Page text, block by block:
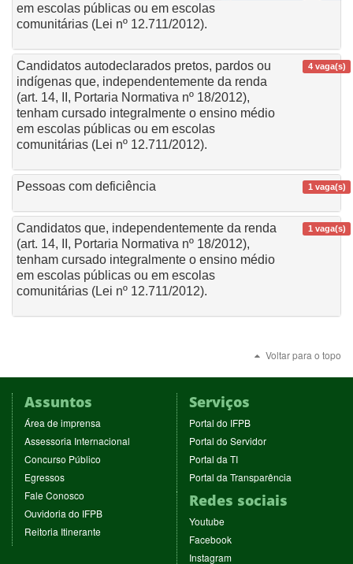
em escolas públicas ou em escolas
comunitárias (Lei nº 12.711/2012).
Candidatos autodeclarados pretos, pardos ou
indígenas que, independentemente da renda
(art. 14, II, Portaria Normativa nº 18/2012),
tenham cursado integralmente o ensino médio
em escolas públicas ou em escolas
comunitárias (Lei nº 12.711/2012).
4 vaga(s)
Pessoas com deficiência 1 vaga(s)
Candidatos que, independentemente da renda
(art. 14, II, Portaria Normativa nº 18/2012),
tenham cursado integralmente o ensino médio
em escolas públicas ou em escolas
comunitárias (Lei nº 12.711/2012).
1 vaga(s)
Voltar para o topo
Assuntos
Área de imprensa
em
nova
Assessoria Internacional
Concurso Público
Egressos(abre
nova
janela)
Fale Conosco
em
nova
janela)
Ouvidoria do IFPB(abre
Reitoria Itinerante(abre
Serviços
Portal do IFPB(abre
em
nova
Portal do Servidor(abre
janela)
Portal da TI(abre
nova
janela)
Portal da Transparência
Redes sociais
Youtube(abre
em
nova
janela)
Facebook(abre
Instagram(abre